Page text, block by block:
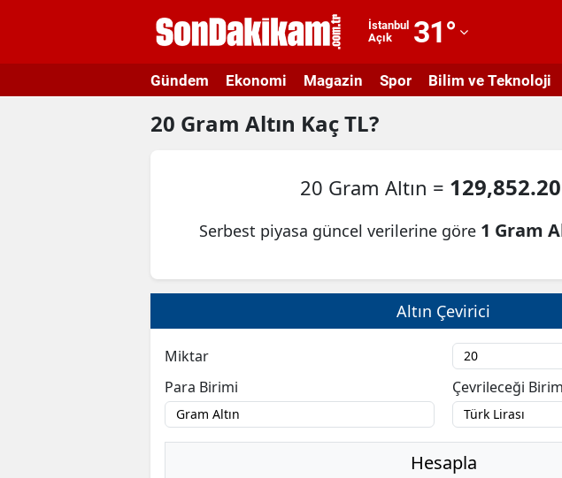
İstanbul
Açık
31°
Adıyaman
Amasya
Ankara
Artvin
Gündem Ekonomi Magazin Spor Bilim ve Teknoloji
20 Gram Altın Kaç TL?
20 Gram Altın = 129,852.20
Serbest piyasa güncel verilerine göre 1 Gram
Altın Çevirici
Miktar
Para Birimi
Çevrileceği Birim
Hesapla